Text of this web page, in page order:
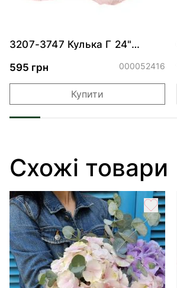
3207-3747 Кулька Г 24"
595 грн
000052416
Купити
Схожі товари